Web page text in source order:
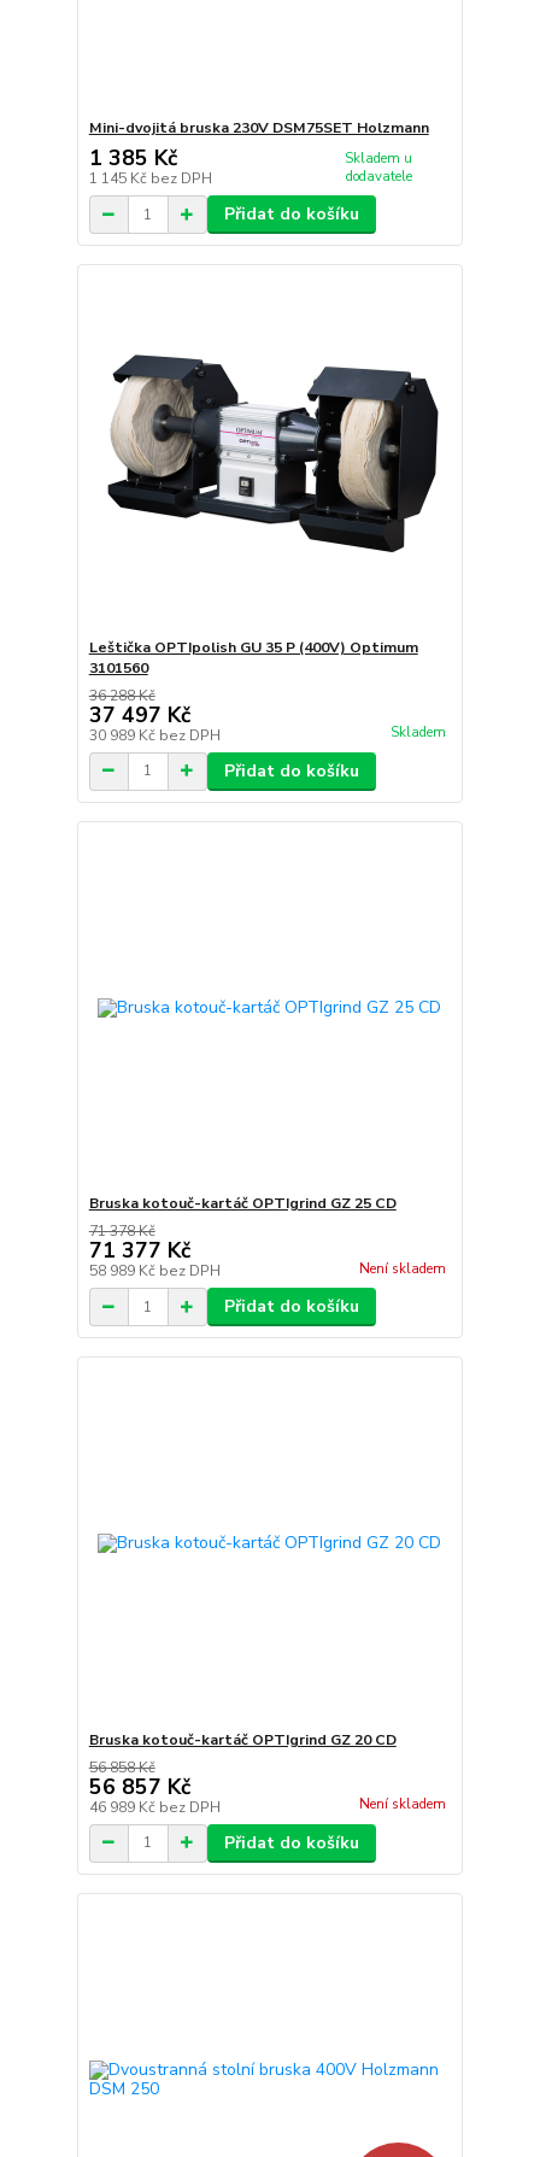
Mini-dvojitá bruska 230V DSM75SET Holzmann
1 385 Kč
1 145 Kč bez DPH
Skladem u
dodavatele
Přidat do košíku
Leštička OPTIpolish GU 35 P (400V) Optimum
3101560
36 288 Kč
37 497 Kč
30 989 Kč bez DPH Skladem
Přidat do košíku
Bruska kotouč-kartáč OPTIgrind GZ 25 CD
71 378 Kč
71 377 Kč
58 989 Kč bez DPH Není skladem
Přidat do košíku
Bruska kotouč-kartáč OPTIgrind GZ 20 CD
56 858 Kč
56 857 Kč
46 989 Kč bez DPH Není skladem
Přidat do košíku